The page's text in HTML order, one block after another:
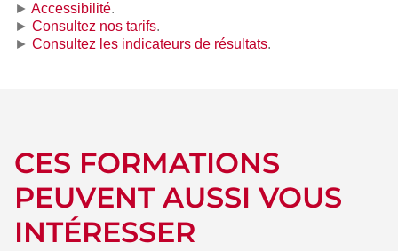
► Accessibilité.
► Consultez nos tarifs.
► Consultez les indicateurs de résultats.
CES FORMATIONS
PEUVENT AUSSI VOUS
INTÉRESSER